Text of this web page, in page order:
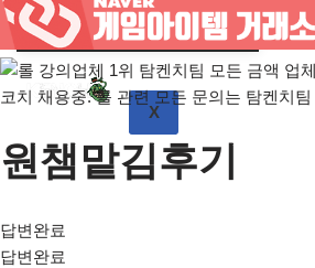
브/실/골/플 작업인증
X
원챔맡김후기
답변완료
답변완료